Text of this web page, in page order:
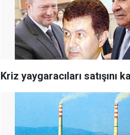
Kriz yaygaracıları satışını